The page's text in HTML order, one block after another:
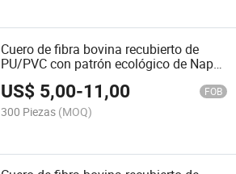
Cuero de fibra bovina recubierto de
PU/PVC con patrón ecológico de Napa
para tapicería de muebles de sofá,
funda de asiento de silla, sustituto de
cuero para asientos de coche
US$ 5,00-11,00 FOB
300 Piezas (MOQ)